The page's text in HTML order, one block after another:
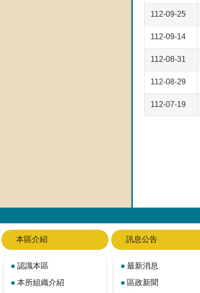
112-09-25
112-09-14
112-08-31
112-08-29
112-07-19
本區介紹
認識本區
本所組織介紹
訊息公告
最新消息
區政新聞